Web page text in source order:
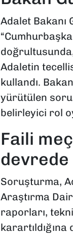
Adalet Bakanı
Adaletin
kullandı.
yürütülen
belirleyici rol
Faili
devrede
Soruşturma,
Araştırma
raporları,